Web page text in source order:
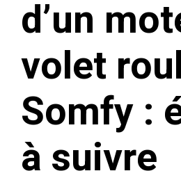
d’un
volet
Somfy :
à suivre